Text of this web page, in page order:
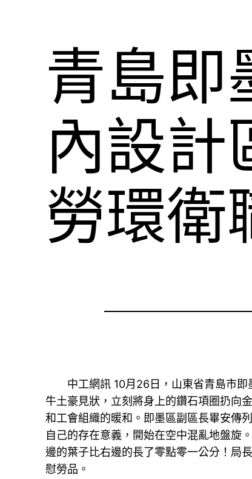
青島即
內設計
勞環衛
中工網訊 10月26日，山東省青島市即
牛土豪見狀，立刻將身上的鑽石項圈扔向
和工會組織的暖和。即墨區副區長畢安傳
自己的存在意義，開始在空中混亂地盤旋
邊的葉子比右邊的長了零點零一公分！局
慰勞品。